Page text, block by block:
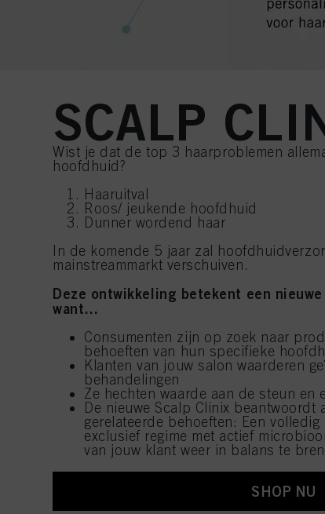
SCALP
Wist je dat de top 3 haarproblemen
hoofdhuid?
Haaruitval
Roos/ jeukende hoofdhuid
Dunner wordend haar
In de komende 5 jaar zal
mainstreammarkt verschuiven.
Deze ontwikkeling betekent een nieuwe
want…
Consumenten zijn op zoek naar
behoeften van hun specifieke
Klanten van jouw salon waarderen
behandelingen
Ze hechten waarde aan de steun en
De nieuwe Scalp Clinix beantwoordt
gerelateerde behoeften: Een
exclusief regime met actief
van jouw klant weer in balans te
SHOP NU